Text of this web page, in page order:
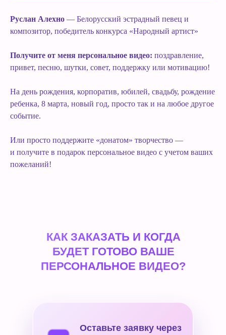
Руслан Алехно — Белорусский эстрадный певец и
композитор, победитель конкурса «Народный артист»
Получите от меня персональное видео: поздравление,
привет, песню, шутки, совет, поддержку или мотивацию!
На день рождения, корпоратив, юбилей, свадьбу, рождение
ребенка, 8 марта, новый год, просто так и на любое другое
событие.
Или просто поддержите «донатом» творчество —
и получите в подарок персональное видео с учетом ваших
пожеланий!
КАК ЗАКАЗАТЬ И КОГДА
БУДЕТ ГОТОВО ВАШЕ
ПЕРСОНАЛЬНОЕ ВИДЕО?
Оставьте заявку через